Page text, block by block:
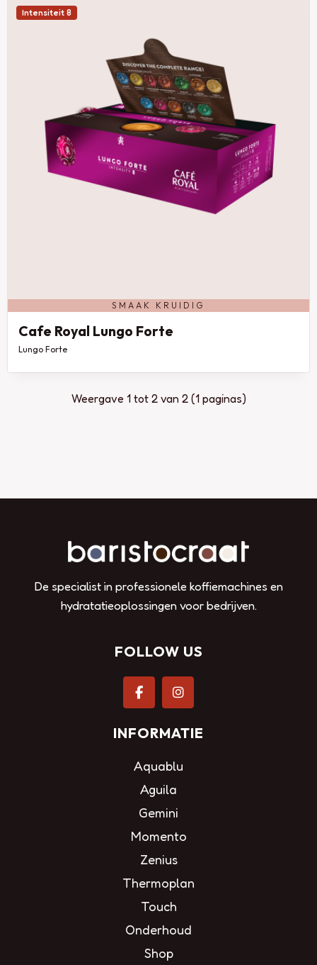
Intensiteit 8
SMAAK KRUIDIG
Cafe Royal Lungo Forte
Lungo Forte
Weergave 1 tot 2 van 2 (1 paginas)
De specialist in professionele koffiemachines en
hydratatieoplossingen voor bedrijven.
FOLLOW US
INFORMATIE
Aquablu
Aguila
Gemini
Momento
Zenius
Thermoplan
Touch
Onderhoud
Shop